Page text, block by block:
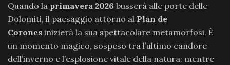
Quando la primavera 2026 busserà alle porte delle
Dolomiti, il paesaggio attorno al Plan de
Corones inizierà la sua spettacolare metamorfosi. È
un momento magico, sospeso tra l’ultimo candore
dell’inverno e l’esplosione vitale della natura: mentre